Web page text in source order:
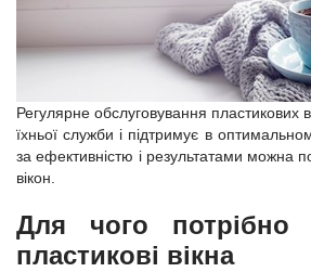
Регулярне обслуговування пластикових
їхньої служби і підтримує в
за ефективністю і результатами можна
вікон.
Для чого потрібно
пластикові вікна